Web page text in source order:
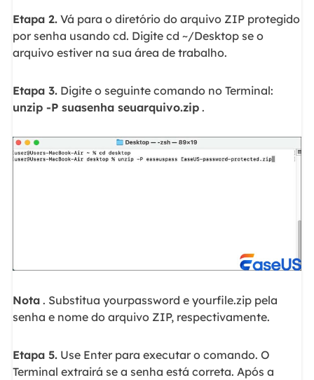
Etapa 2.Vá para o diretório do arquivo ZIP protegido
por senha usando cd. Digite cd ~/Desktop se o
arquivo estiver na sua área de trabalho.
Etapa 3.Digite o seguinte comando no Terminal:
unzip -P suasenha seuarquivo.zip.
Nota. Substitua yourpassword e yourfile.zip pela
senha e nome do arquivo ZIP, respectivamente.
Etapa 5.Use Enter para executar o comando. O
Terminal extrairá se a senha está correta. Após a